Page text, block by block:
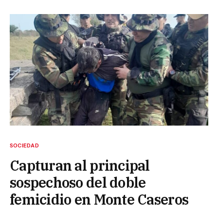
SOCIEDAD
Capturan al principal
sospechoso del doble
femicidio en Monte Caseros